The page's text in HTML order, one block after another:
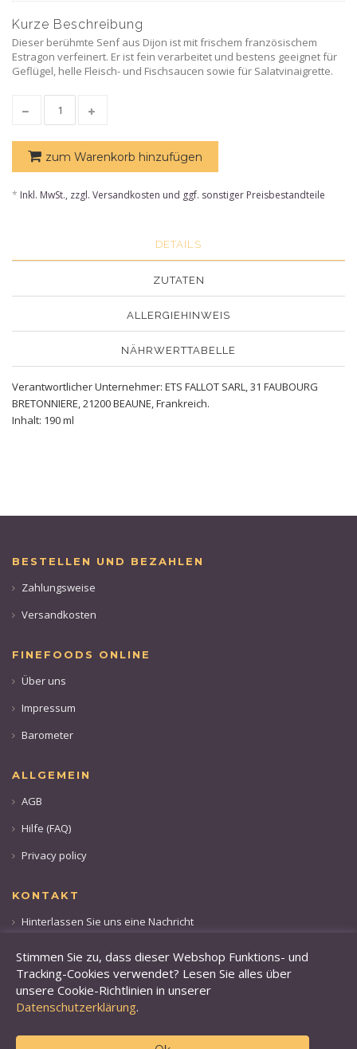
Kurze Beschreibung
Dieser berühmte Senf aus Dijon ist mit frischem französischem
Estragon verfeinert. Er ist fein verarbeitet und bestens geeignet für
Geflügel, helle Fleisch- und Fischsaucen sowie für Salatvinaigrette.
zum Warenkorb hinzufügen
* Inkl. MwSt., zzgl. Versandkosten und ggf. sonstiger Preisbestandteile
DETAILS
ZUTATEN
ALLERGIEHINWEIS
NÄHRWERTTABELLE
Verantwortlicher Unternehmer: ETS FALLOT SARL, 31 FAUBOURG
BRETONNIERE, 21200 BEAUNE, Frankreich.
Inhalt: 190 ml
BESTELLEN UND BEZAHLEN
Zahlungsweise
Versandkosten
FINEFOODS ONLINE
Über uns
Impressum
Barometer
ALLGEMEIN
AGB
Hilfe (FAQ)
Privacy policy
KONTAKT
Hinterlassen Sie uns eine Nachricht
Stimmen Sie zu, dass dieser Webshop Funktions- und
Tracking-Cookies verwendet? Lesen Sie alles über
unsere Cookie-Richtlinien in unserer
Datenschutzerklärung.